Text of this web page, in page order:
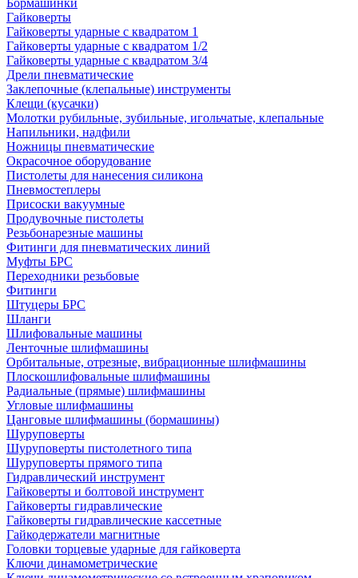
Бормашинки
Гайковерты
Гайковерты ударные с квадратом 1
Гайковерты ударные с квадратом 1/2
Гайковерты ударные с квадратом 3/4
Дрели пневматические
Заклепочные (клепальные) инструменты
Клещи (кусачки)
Молотки рубильные, зубильные, игольчатые, клепальные
Напильники, надфили
Ножницы пневматические
Окрасочное оборудование
Пистолеты для нанесения силикона
Пневмостеплеры
Присоски вакуумные
Продувочные пистолеты
Резьбонарезные машины
Фитинги для пневматических линий
Муфты БРС
Переходники резьбовые
Фитинги
Штуцеры БРС
Шланги
Шлифовальные машины
Ленточные шлифмашины
Орбитальные, отрезные, вибрационные шлифмашины
Плоскошлифовальные шлифмашины
Радиальные (прямые) шлифмашины
Угловые шлифмашины
Цанговые шлифмашины (бормашины)
Шуруповерты
Шуруповерты пистолетного типа
Шуруповерты прямого типа
Гидравлический инструмент
Гайковерты и болтовой инструмент
Гайковерты гидравлические
Гайковерты гидравлические кассетные
Гайкодержатели магнитные
Головки торцевые ударные для гайковерта
Ключи динамометрические